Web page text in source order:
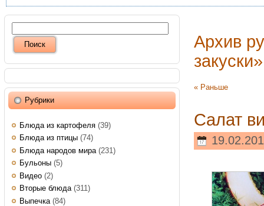
Рубрики
Блюда из картофеля (39)
Блюда из птицы (74)
Блюда народов мира (231)
Бульоны (5)
Видео (2)
Вторые блюда(311)
Выпечка (84)
Архив
закуски»
« Раньше
Салат